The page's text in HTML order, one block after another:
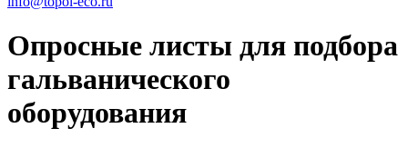
Опросные листы для подбора
гальванического
оборудования